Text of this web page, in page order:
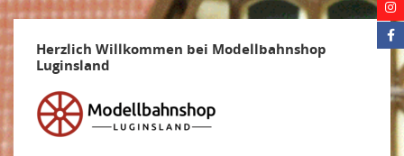
Herzlich Willkommen bei Modellbahnshop
Luginsland